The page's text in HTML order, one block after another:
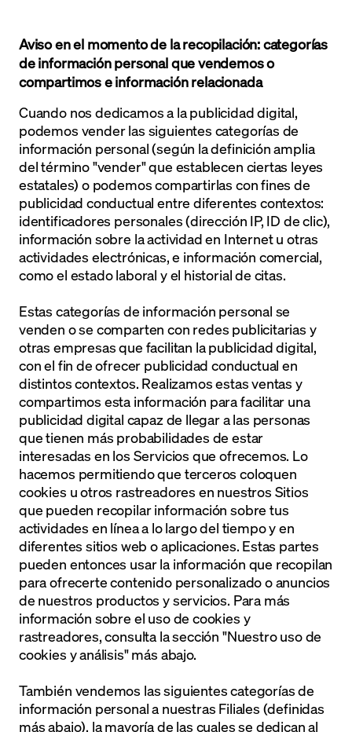
Aviso en el momento de la recopilación: categorías
de información personal que vendemos o
compartimos e información relacionada
Cuando nos dedicamos a la publicidad digital,
podemos vender las siguientes categorías de
información personal (según la definición amplia
del término "vender" que establecen ciertas leyes
estatales) o podemos compartirlas con fines de
publicidad conductual entre diferentes contextos:
identificadores personales (dirección IP, ID de clic),
información sobre la actividad en Internet u otras
actividades electrónicas, e información comercial,
como el estado laboral y el historial de citas.
Estas categorías de información personal se
venden o se comparten con redes publicitarias y
otras empresas que facilitan la publicidad digital,
con el fin de ofrecer publicidad conductual en
distintos contextos. Realizamos estas ventas y
compartimos esta información para facilitar una
publicidad digital capaz de llegar a las personas
que tienen más probabilidades de estar
interesadas en los Servicios que ofrecemos. Lo
hacemos permitiendo que terceros coloquen
cookies u otros rastreadores en nuestros Sitios
que pueden recopilar información sobre tus
actividades en línea a lo largo del tiempo y en
diferentes sitios web o aplicaciones. Estas partes
pueden entonces usar la información que recopilan
para ofrecerte contenido personalizado o anuncios
de nuestros productos y servicios. Para más
información sobre el uso de cookies y
rastreadores, consulta la sección "Nuestro uso de
cookies y análisis" más abajo.
También vendemos las siguientes categorías de
información personal a nuestras Filiales (definidas
más abajo), la mayoría de las cuales se dedican al